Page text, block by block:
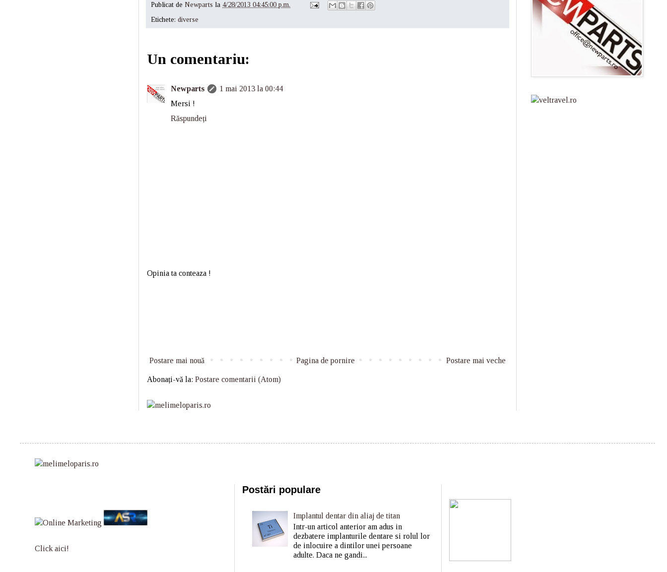
Publicat de Newparts la 4/28/2013 04:45:00 p.m.
Etichete: diverse
Un comentariu:
Newparts
1 mai 2013 la 00:44
Mersi !
Răspundeți
Opinia ta conteaza !
Postare mai nouă Postare mai veche
Pagina de pornire
Abonați-vă la: Postare comentarii (Atom)
Click aici!
Postări populare
Implantul dentar din aliaj de titan
Intr-un articol anterior am adus in
dezbatere implanturile dentare si rolul lor
de inlocuire a dintilor unei persoane
adulte. Daca ne gandi...